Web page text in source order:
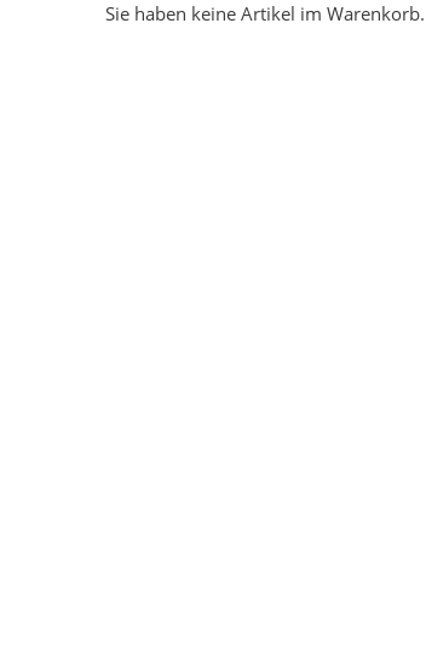
Sie haben keine Artikel im Warenkorb.